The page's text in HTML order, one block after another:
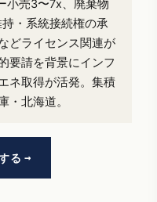
小売3〜7x、廃棄物
・系統接続権の承
どライセンス関連が
要請を背景にインフ
ネ取得が活発。集積
・北海道。
る